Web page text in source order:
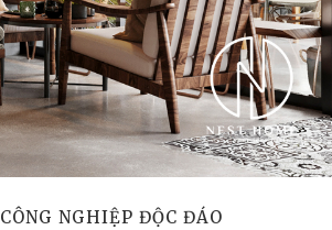
NGHIỆP ĐỘC ĐÁO